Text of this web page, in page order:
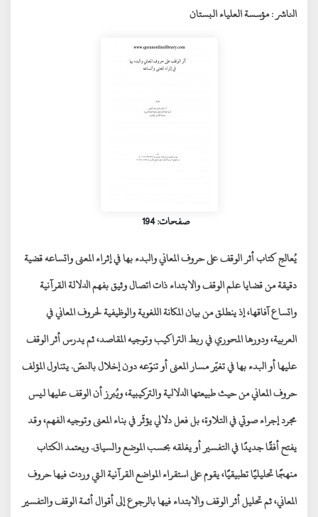
الناشر :مؤسسة العلياء البستان
صفحات: 194
يُعالج كتابأثر الوقف على حروف المعاني والبدء بها في إثراء المعنى واتساعهقضية
دقيقة من قضاياعلم الوقف والابتداءذات اتصال وثيق بفهم الدلالة القرآنية
واتساع آفاقها، إذ ينطلق من بيان المكانة اللغوية والوظيفية لحروف المعاني في
العربية، ودورها المحوري في ربط التراكيب وتوجيه المقاصد، ثم يدرس أثر الوقف
عليها أو البدء بها في تغيّر مسار المعنى أو تنوّعه دون إخلال بالنصّ. يتناول المؤلف
حروف المعاني من حيث طبيعتها الدلالية والتركيبية، ويُبرز أن الوقف عليها ليس
مجرد إجراء صوتي في التلاوة، بل فعل دلالي يؤثّر في بناء المعنى وتوجيه الفهم، وقد
يفتح أفقًا جديدًا في التفسير أو يغلقه بحسب الموضع والسياق. ويعتمد الكتاب
منهجًا تحليليًا تطبيقيًا، يقوم على استقراء المواضع القرآنية التي وردت فيها حروف
المعاني، ثم تحليل أثر الوقف والابتداء فيها بالرجوع إلى أقوال أئمة الوقف والتفسير